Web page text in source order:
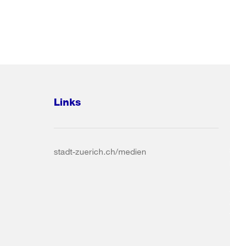
Links
stadt-zuerich.ch/medien